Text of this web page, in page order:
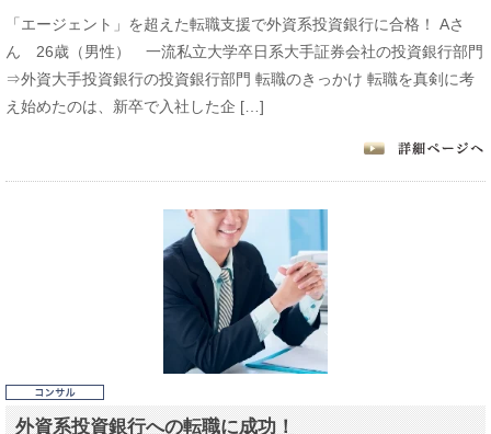
「エージェント」を超えた転職支援で外資系投資銀行に合格！ Aさ
ん 26歳（男性） 一流私立大学卒日系大手証券会社の投資銀行部門
⇒外資大手投資銀行の投資銀行部門 転職のきっかけ 転職を真剣に考
え始めたのは、新卒で入社した企 […]
外資系投資銀行への転職に成功！